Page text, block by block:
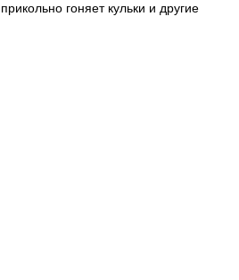
гоняет кульки и другие